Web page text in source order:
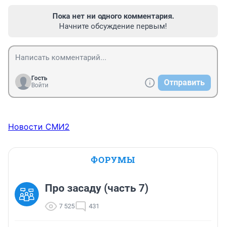
Пока нет ни одного комментария.
Начните обсуждение первым!
Гость
Войти
Отправить
Новости СМИ2
ФОРУМЫ
Про засаду (часть 7)
7 525 431